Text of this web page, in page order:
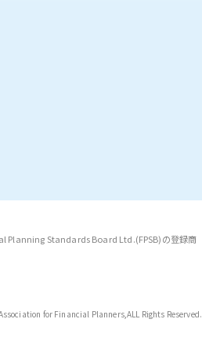
Planning Standards Board Ltd.(FPSB)の登録商
for Financial Planners,ALL Rights Reserved.